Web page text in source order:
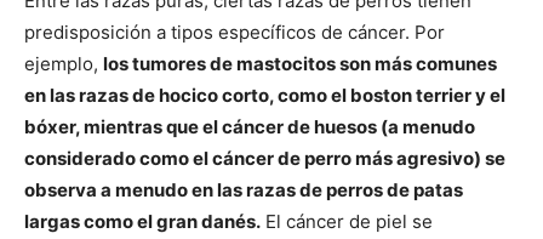
predisposición a tipos específicos de cáncer. Por
ejemplo, los tumores de mastocitos son más comunes
en las razas de hocico corto, como el boston terrier y el
bóxer, mientras que el cáncer de huesos (a menudo
considerado como el cáncer de perro más agresivo) se
observa a menudo en las razas de perros de patas
largas como el gran danés. El cáncer de piel se